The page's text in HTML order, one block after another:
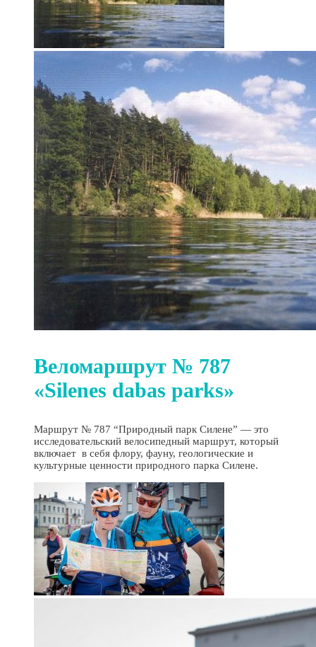
Веломаршрут № 787
«Silenes dabas parks»
Маршрут № 787 “Природный парк Силене” — это
исследовательский велосипедный маршрут, который
включает в себя флору, фауну, геологические и
культурные ценности природного парка Силене.